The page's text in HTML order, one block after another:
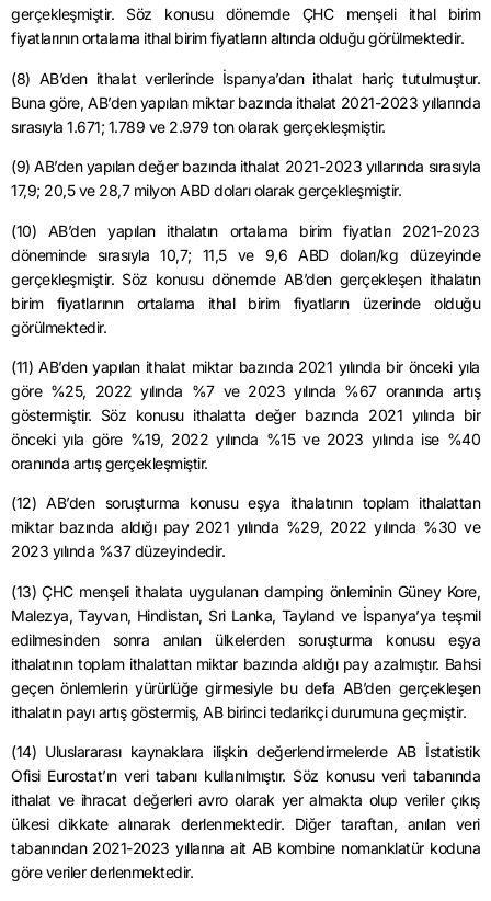
gerçekleşmiştir. Söz konusu dönemde ÇHC menşeli ithal birim
fiyatlarının ortalama ithal birim fiyatların altında olduğu görülmektedir.
(8) AB’den ithalat verilerinde İspanya’dan ithalat hariç tutulmuştur.
Buna göre, AB’den yapılan miktar bazında ithalat 2021-2023 yıllarında
sırasıyla 1.671; 1.789 ve 2.979 ton olarak gerçekleşmiştir.
(9) AB’den yapılan değer bazında ithalat 2021-2023 yıllarında sırasıyla
17,9; 20,5 ve 28,7 milyon ABD doları olarak gerçekleşmiştir.
(10) AB’den yapılan ithalatın ortalama birim fiyatları 2021-2023
döneminde sırasıyla 10,7; 11,5 ve 9,6 ABD doları/kg düzeyinde
gerçekleşmiştir. Söz konusu dönemde AB’den gerçekleşen ithalatın
birim fiyatlarının ortalama ithal birim fiyatların üzerinde olduğu
görülmektedir.
(11) AB’den yapılan ithalat miktar bazında 2021 yılında bir önceki yıla
göre %25, 2022 yılında %7 ve 2023 yılında %67 oranında artış
göstermiştir. Söz konusu ithalatta değer bazında 2021 yılında bir
önceki yıla göre %19, 2022 yılında %15 ve 2023 yılında ise %40
oranında artış gerçekleşmiştir.
(12) AB’den soruşturma konusu eşya ithalatının toplam ithalattan
miktar bazında aldığı pay 2021 yılında %29, 2022 yılında %30 ve
2023 yılında %37 düzeyindedir.
(13) ÇHC menşeli ithalata uygulanan damping önleminin Güney Kore,
Malezya, Tayvan, Hindistan, Sri Lanka, Tayland ve İspanya’ya teşmil
edilmesinden sonra anılan ülkelerden soruşturma konusu eşya
ithalatının toplam ithalattan miktar bazında aldığı pay azalmıştır. Bahsi
geçen önlemlerin yürürlüğe girmesiyle bu defa AB’den gerçekleşen
ithalatın payı artış göstermiş, AB birinci tedarikçi durumuna geçmiştir.
(14) Uluslararası kaynaklara ilişkin değerlendirmelerde AB İstatistik
Ofisi Eurostat’ın veri tabanı kullanılmıştır. Söz konusu veri tabanında
ithalat ve ihracat değerleri avro olarak yer almakta olup veriler çıkış
ülkesi dikkate alınarak derlenmektedir. Diğer taraftan, anılan veri
tabanından 2021-2023 yıllarına ait AB kombine nomanklatür koduna
göre veriler derlenmektedir.